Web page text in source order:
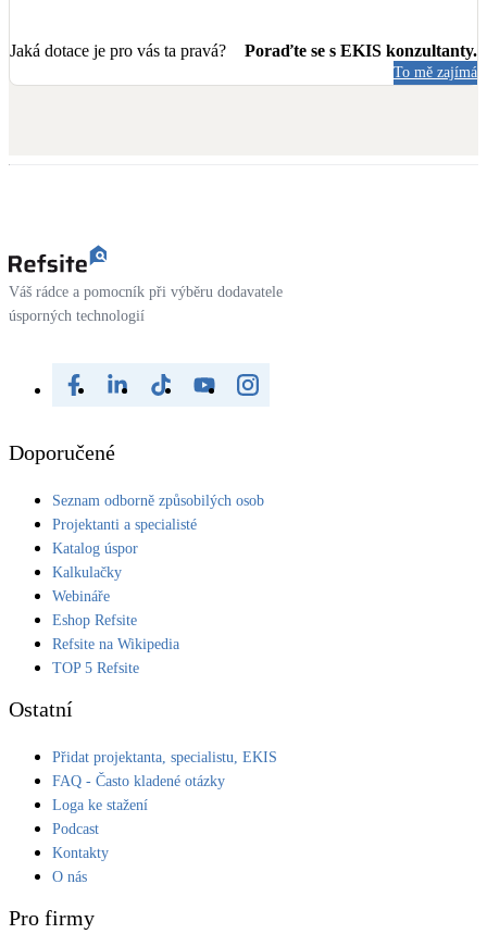
Jaká dotace je pro vás ta pravá? Poraďte se s EKIS konzultanty.
To mě zajímá
Váš rádce a pomocník při výběru dodavatele
úsporných technologií
Doporučené
Seznam odborně způsobilých osob
Projektanti a specialisté
Katalog úspor
Kalkulačky
Webináře
Eshop Refsite
Refsite na Wikipedia
TOP 5 Refsite
Ostatní
Přidat projektanta, specialistu, EKIS
FAQ - Často kladené otázky
Loga ke stažení
Podcast
Kontakty
O nás
Pro firmy